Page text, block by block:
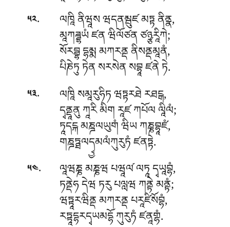
༥༢. ལཁཱི ནིཝཱས ཝདནམྦུཛ མཏྟ ནིནྣ,
མཱཀཌྜྷཡཾ ཛན ཝིལོཙན ཙཉྩརཱིཀེ;
སོརབྦྷ དྷམྨ མཀརནྡ ནིསནྡམཱནཾ,
པིཎེཏུ ཏེན སརསེན སབྷཱ ཛནེ ཏེ.
༥༣. ལཁཱི སམཱརུཧིཏ ཝཏྟརཐེ རཐངྒ,
དྭནྡཱནུ ཀཱརི མིག རཱཛ ཀཔོལ ལཱིལཾ;
ཏཱདངྐ མཎྜལཡུགཾ ཝིཡ ཀཎྞབྷཱཛཾ,
གཎྜཏྠལདྭྱམལཾཀུརུཏཾ ཛནཏྟེ.
༥༤. ལཱཝཎྞ མཎྞཝ པཝཱལ༹ ལཏཱ དྭཡཱབྷཾ,
ཏནྡེཧ དེཝ ཏརུ པལླཝ ཀནྟེ མནྟཾ;
ཝཏྟཱརཝིནྡ མཀརནྡ པརཱཛིསོབྷཾ,
རཏྟཱདྷརདྭཡམདྷོ ཀུརུཏཾ ཛནཱགྷཾ.